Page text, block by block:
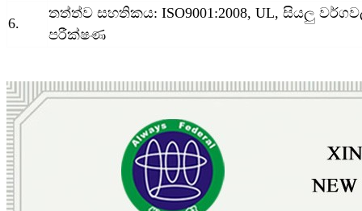
6.
තත්ත්ව සහතිකය: ISO9001:2008, UL, සියලු
පරීක්ෂණ